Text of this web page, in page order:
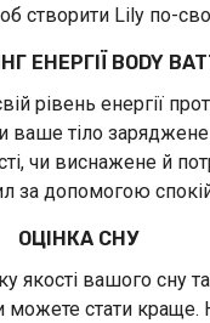
створити Lily по-
ЕНЕРГІЇ BODY
рівень енергії
ваше тіло
чи виснажене й
за допомогою
ОЦІНКА СНУ
якості вашого сну
можете стати краще.